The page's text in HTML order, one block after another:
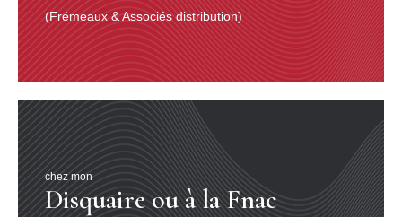
(Frémeaux & Associés distribution)
chez mon
Disquaire ou à la Fnac